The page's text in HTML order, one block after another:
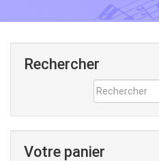
Rechercher
Votre panier